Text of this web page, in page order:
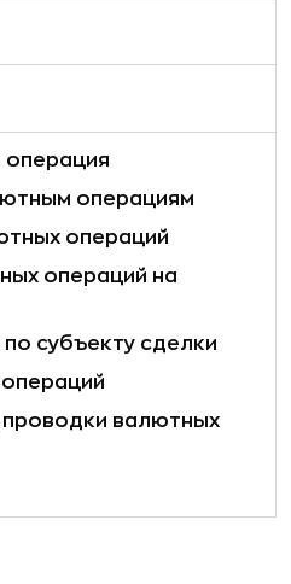
операция
операциям
операций
операций на
субъекту сделки
проводки валютных